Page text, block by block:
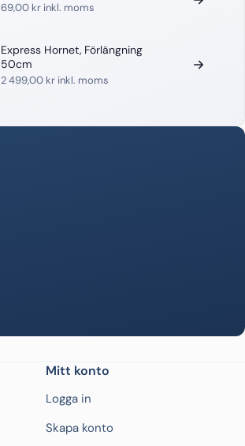
69,00 kr inkl. moms
Express Hornet, Förlängning
50cm
2 499,00 kr inkl. moms
Mitt konto
Logga in
Skapa konto